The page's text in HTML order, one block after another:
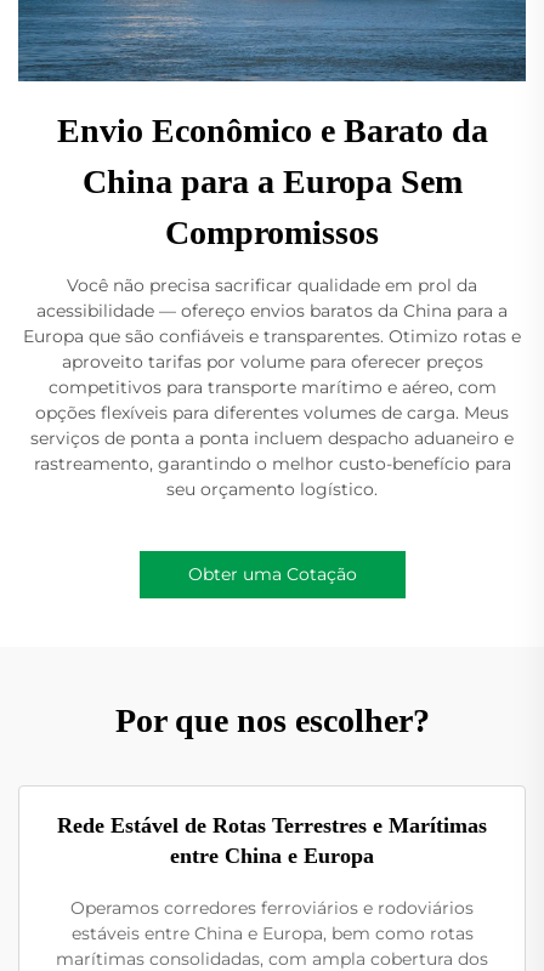
Envio Econômico e Barato da
China para a Europa Sem
Compromissos
Você não precisa sacrificar qualidade em prol da
acessibilidade — ofereço envios baratos da China para a
Europa que são confiáveis e transparentes. Otimizo rotas e
aproveito tarifas por volume para oferecer preços
competitivos para transporte marítimo e aéreo, com
opções flexíveis para diferentes volumes de carga. Meus
serviços de ponta a ponta incluem despacho aduaneiro e
rastreamento, garantindo o melhor custo-benefício para
seu orçamento logístico.
Obter uma Cotação
Por que nos escolher?
Rede Estável de Rotas Terrestres e Marítimas
entre China e Europa
Operamos corredores ferroviários e rodoviários
estáveis entre China e Europa, bem como rotas
marítimas consolidadas, com ampla cobertura dos